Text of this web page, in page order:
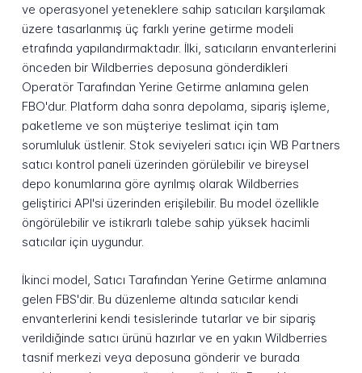
ve operasyonel yeteneklere sahip satıcıları karşılamak
üzere tasarlanmış üç farklı yerine getirme modeli
etrafında yapılandırmaktadır. İlki, satıcıların envanterlerini
önceden bir Wildberries deposuna gönderdikleri
Operatör Tarafından Yerine Getirme anlamına gelen
FBO'dur. Platform daha sonra depolama, sipariş işleme,
paketleme ve son müşteriye teslimat için tam
sorumluluk üstlenir. Stok seviyeleri satıcı için WB Partners
satıcı kontrol paneli üzerinden görülebilir ve bireysel
depo konumlarına göre ayrılmış olarak Wildberries
geliştirici API'si üzerinden erişilebilir. Bu model özellikle
öngörülebilir ve istikrarlı talebe sahip yüksek hacimli
satıcılar için uygundur.
İkinci model, Satıcı Tarafından Yerine Getirme anlamına
gelen FBS'dir. Bu düzenleme altında satıcılar kendi
envanterlerini kendi tesislerinde tutarlar ve bir sipariş
verildiğinde satıcı ürünü hazırlar ve en yakın Wildberries
tasnif merkezi veya deposuna gönderir ve burada